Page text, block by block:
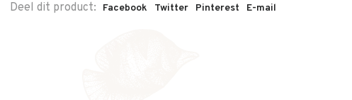
Deel dit product: Facebook Twitter Pinterest E-mail